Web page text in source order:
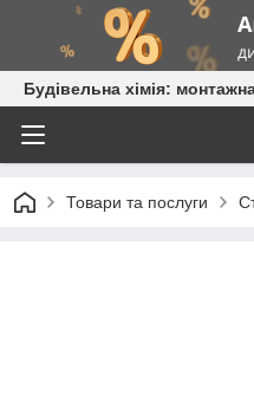
Будівельна хімія:
Товари та послуги